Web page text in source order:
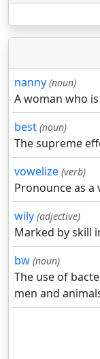
nanny (noun)
A woman who
best (noun)
The supreme
vowelize (verb)
Pronounce as a
wily (adjective)
Marked by skill
bw (noun)
The use of
men and